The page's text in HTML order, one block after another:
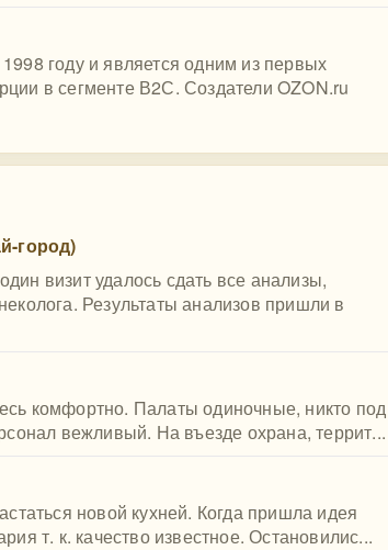
году и является одним из первых
в сегменте В2С. Создатели OZON.ru
город)
визит удалось сдать все анализы,
Результаты анализов пришли в
комфортно. Палаты одиночные, никто под
вежливый. На въезде охрана, террит...
новой кухней. Когда пришла идея
т. к. качество известное. Остановилис...